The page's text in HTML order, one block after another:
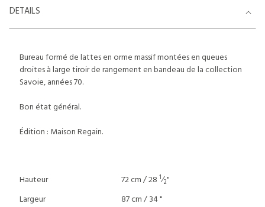
DETAILS
Bureau formé de lattes en orme massif montées en queues
droites à large tiroir de rangement en bandeau de la collection
Savoie, années 70.
Bon état général.
Édition : Maison Regain.
Hauteur 72 cm / 28 1⁄2"
Largeur
87 cm / 34 "